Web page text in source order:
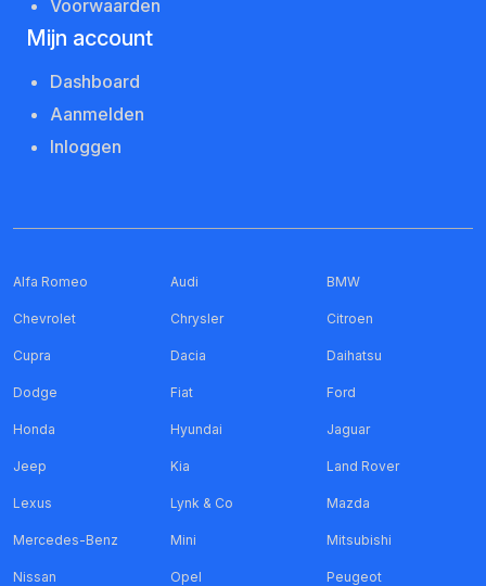
Voorwaarden
Mijn account
Dashboard
Aanmelden
Inloggen
Alfa Romeo Audi BMW
Chevrolet Chrysler Citroen
Cupra Dacia Daihatsu
Dodge Fiat Ford
Honda Hyundai Jaguar
Jeep Kia Land Rover
Lexus Lynk & Co Mazda
Mercedes-Benz Mini Mitsubishi
Nissan Opel Peugeot